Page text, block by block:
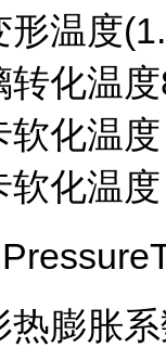
形温度
转化温
软化温度
软化温度
热膨胀